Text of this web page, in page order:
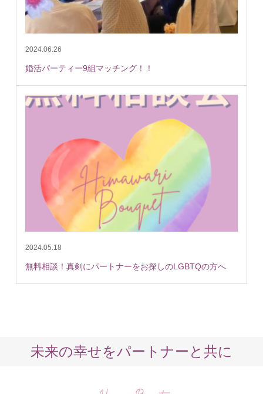
2024.06.26
婚活パーティー9組マッチング！！
2024.05.18
無料相談！真剣にパートナーをお探しのLGBTQの方へ
未来の幸せをパートナーと共に